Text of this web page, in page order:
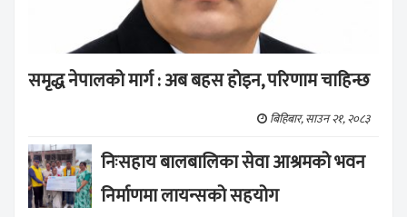
समृद्ध नेपालको मार्ग : अब बहस होइन, परिणाम चाहिन्छ
बिहिबार, साउन २१, २०८३
निःसहाय बालबालिका सेवा आश्रमको भवन
निर्माणमा लायन्सको सहयोग